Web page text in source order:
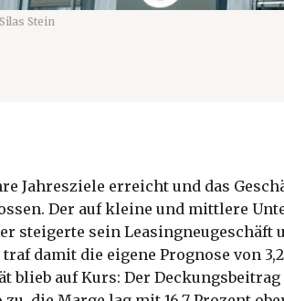
Stein
Jahresziele erreicht und das
Der auf kleine und mittlere
steigerte sein Leasingneugeschäft
damit die eigene Prognose von
blieb auf Kurs: Der Deckungsbeitrag